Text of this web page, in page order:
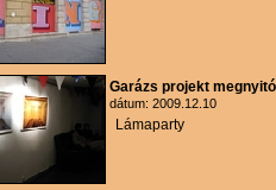
Garázs projekt megnyitó
dátum: 2009.12.10
Lámaparty